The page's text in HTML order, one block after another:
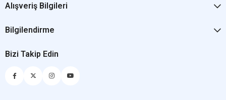
Alışveriş Bilgileri
Bilgilendirme
Bizi Takip Edin